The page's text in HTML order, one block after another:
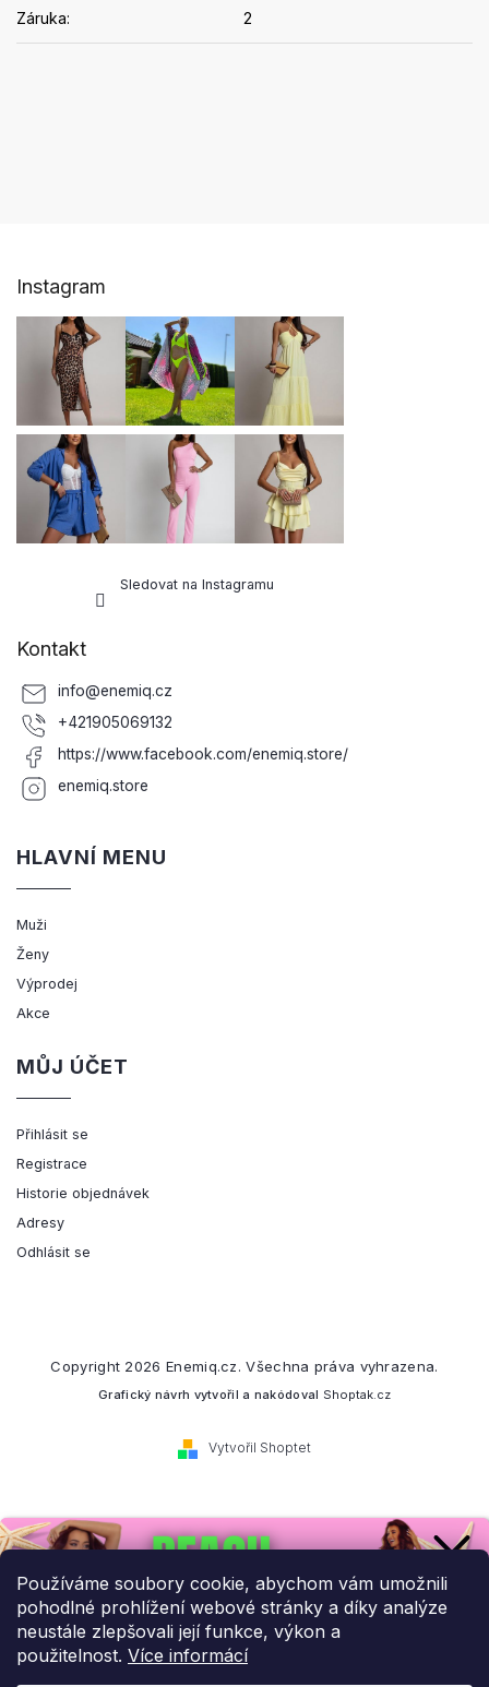
Používáme soubory cookie, abychom vám umožnili
pohodlné prohlížení webové stránky a díky analýze
neustále zlepšovali její funkce, výkon a
použitelnost. Více informácí
Záruka: 2
Instagram
Sledovat na Instagramu
Kontakt
info@enemiq.cz
+421905069132
https://www.facebook.com/enemiq.store/
enemiq.store
HLAVNÍ MENU
Muži
Ženy
Výprodej
Akce
MŮJ ÚČET
Přihlásit se
Registrace
Historie objednávek
Adresy
Odhlásit se
Vytvořil Shoptet
Copyright 2026 Enemiq.cz. Všechna práva vyhrazena.
Grafický návrh vytvořil a nakódoval Shoptak.cz
Přihlaste se k našemu
newsletteru.
Budeme vám posílat informace o našich novinkách a slevových
akcích.